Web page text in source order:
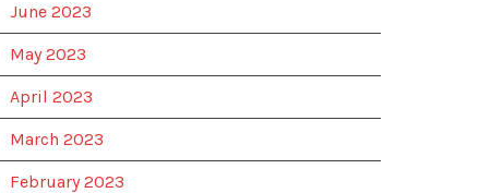
June 2023
May 2023
April 2023
March 2023
February 2023